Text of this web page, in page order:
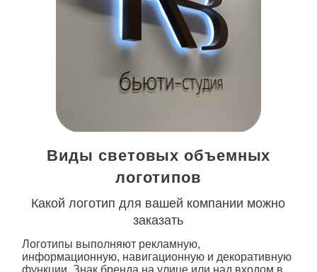
Виды световых объемных
логотипов
Какой логотип для вашей компании можно
заказать
Логотипы выполняют рекламную,
информационную, навигационную и декоративную
функции. Знак бренда на улице или над входом в
здание помогает сориентироваться и найти нужную